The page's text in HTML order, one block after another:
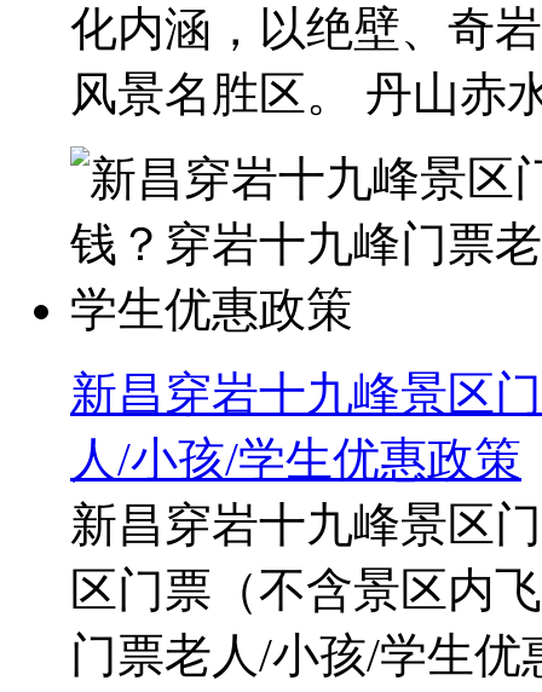
化内涵，以绝壁、奇
风景名胜区。 丹山赤
新昌穿岩十九峰景区
人/小孩/学生优惠政策
新昌穿岩十九峰景区
区门票（不含景区内
门票老人/小孩/学生优